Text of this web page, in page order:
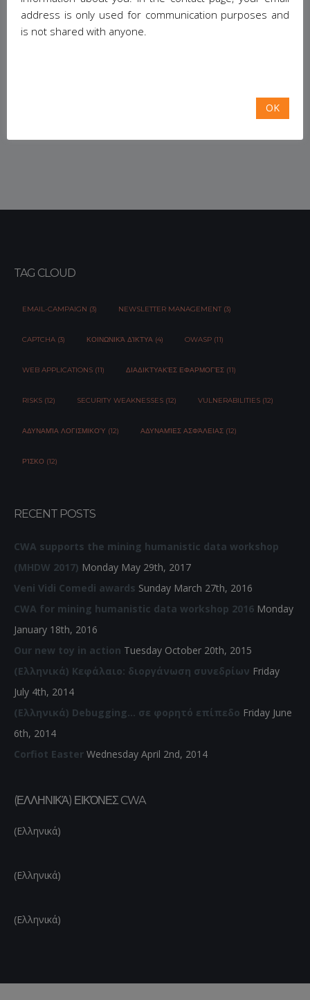
Πληροφοριακό σύστημα
TAG CLOUD
EMAIL-CAMPAIGN (3) NEWSLETTER MANAGEMENT (3)
CAPTCHA (3) ΚΟΙΝΩΝΙΚΆ ΔΊΚΤΥΑ (4) OWASP (11)
WEB APPLICATIONS (11) ΔΙΑΔΙΚΤΥΑΚΈΣ ΕΦΑΡΜΟΓΈΣ (11)
RISKS (12) SECURITY WEAKNESSES (12) VULNERABILITIES (12)
ΑΔΥΝΑΜΊΑ ΛΟΓΙΣΜΙΚΟΎ (12) ΑΔΥΝΑΜΊΕΣ ΑΣΦΆΛΕΙΑΣ (12)
ΡΊΣΚΟ (12)
RECENT POSTS
CWA supports the mining humanistic data workshop
(MHDW 2017) Monday May 29th, 2017
Veni Vidi Comedi awards Sunday March 27th, 2016
CWA for mining humanistic data workshop 2016 Monday
January 18th, 2016
Our new toy in action Tuesday October 20th, 2015
(Ελληνικά) Κεφάλαιο: διοργάνωση συνεδρίων Friday
July 4th, 2014
(Ελληνικά) Debugging… σε φορητό επίπεδο Friday June
6th, 2014
Corfiot Easter Wednesday April 2nd, 2014
(ΕΛΛΗΝΙΚΆ) ΕΙΚΌΝΕΣ CWA
(Ελληνικά)
(Ελληνικά)
(Ελληνικά)
address is only used for communication purposes and
is not shared with anyone.
OK